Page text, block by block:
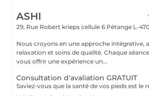
ASHI
29, Rue Robert krieps cellule 6 Pétange L-
Nous croyons en une approche intégrative,
relaxation et soins de qualité. Chaque
vous offrir une expérience un...
Consultation d'avaliation GRATUIT